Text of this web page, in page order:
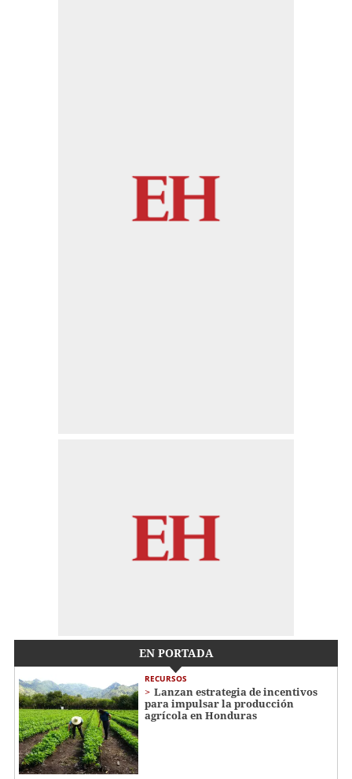
EN PORTADA
RECURSOS
Lanzan estrategia de incentivos
para impulsar la producción
agrícola en Honduras